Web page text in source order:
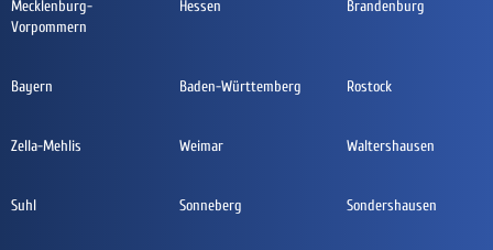
Mecklenburg-
Vorpommern
Hessen Brandenburg
Bayern Baden-Württemberg Rostock
Zella-Mehlis Weimar Waltershausen
Suhl Sonneberg Sondershausen